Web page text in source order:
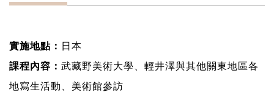
實施地點： 日本
課程內容： 武藏野美術大學、輕井澤與其他關東地區各
地寫生活動、美術館參訪